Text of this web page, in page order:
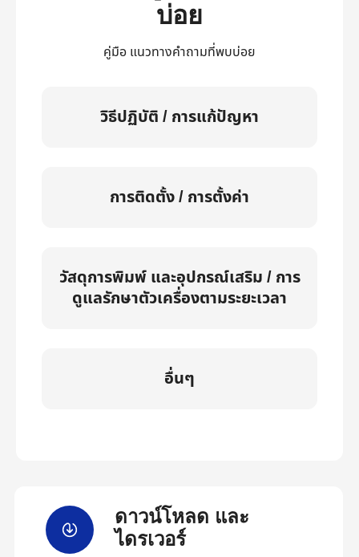
บ่อย
คู่มือ แนวทางคำถามที่พบบ่อย
วิธีปฏิบัติ / การแก้ปัญหา
การติดตั้ง / การตั้งค่า
วัสดุการพิมพ์ และอุปกรณ์เสริม / การ
ดูแลรักษาตัวเครื่องตามระยะเวลา
อื่นๆ
ดาวน์โหลด และ
ไดรเวอร์